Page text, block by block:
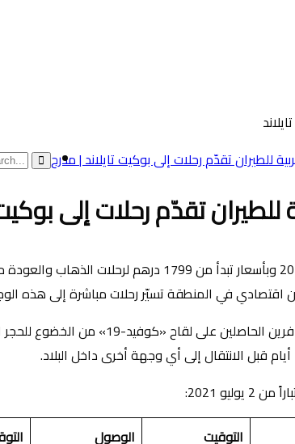
للطيران تقدّم رحلات إلى
بوكيت التايلاندية، وذلك ابتداءً من 2
اقتصادي في المنطقة تسيّر رحلات مباشرة إلى هذه
2021:
التوقيت الوصول